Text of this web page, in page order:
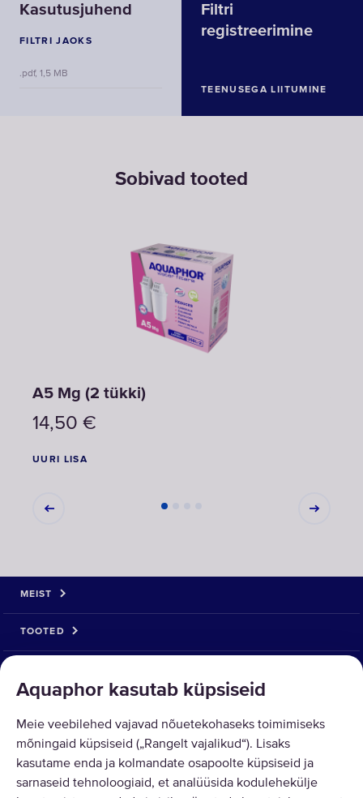
Kasutusjuhend
FILTRI JAOKS
.pdf, 1,5 MB
Filtri
registreerimine
TEENUSEGA LIITUMINE
Sobivad tooted
A5 Mg (2 tükki)
14,50 €
UURI LISA
Aquaphor kasutab küpsiseid
Meie veebilehed vajavad nõuetekohaseks toimimiseks
mõningaid küpsiseid („Rangelt vajalikud“). Lisaks
kasutame enda ja kolmandate osapoolte küpsiseid ja
sarnaseid tehnoloogiaid, et analüüsida kodulehekülje
MEIST
TOOTED